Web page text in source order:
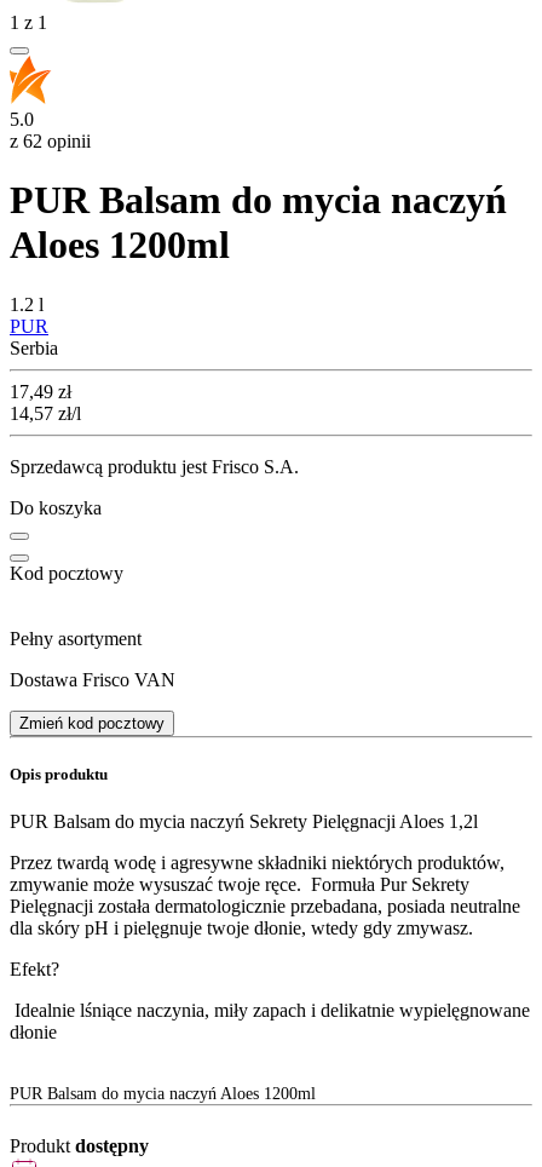
1 z 1
5.0
z 62 opinii
PUR Balsam do mycia naczyń
Aloes 1200ml
1.2 l
PUR
Serbia
Cena
17,49 zł
14,57 zł/l
Sprzedawcą produktu jest Frisco S.A.
Do koszyka
Kod pocztowy
Pełny asortyment
Dostawa Frisco VAN
Zmień kod pocztowy
Opis produktu
PUR Balsam do mycia naczyń Sekrety Pielęgnacji Aloes 1,2l
Przez twardą wodę i agresywne składniki niektórych produktów,
zmywanie może wysuszać twoje ręce. Formuła Pur Sekrety
Pielęgnacji została dermatologicznie przebadana, posiada neutralne
dla skóry pH i pielęgnuje twoje dłonie, wtedy gdy zmywasz.
Efekt?
Idealnie lśniące naczynia, miły zapach i delikatnie wypielęgnowane
dłonie
PUR Balsam do mycia naczyń Aloes 1200ml
Produkt dostępny